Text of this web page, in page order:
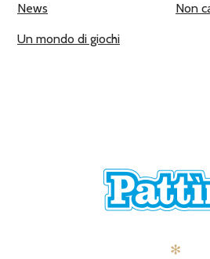
News Non
Un mondo di giochi
✻